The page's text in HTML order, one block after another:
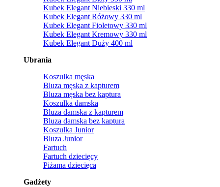
Kubek Elegant Niebieski 330 ml
Kubek Elegant Różowy 330 ml
Kubek Elegant Fioletowy 330 ml
Kubek Elegant Kremowy 330 ml
Kubek Elegant Duży 400 ml
Ubrania
Koszulka męska
Bluza męska z kapturem
Bluza męska bez kaptura
Koszulka damska
Bluza damska z kapturem
Bluza damska bez kaptura
Koszulka Junior
Bluza Junior
Fartuch
Fartuch dziecięcy
Piżama dziecięca
Gadżety